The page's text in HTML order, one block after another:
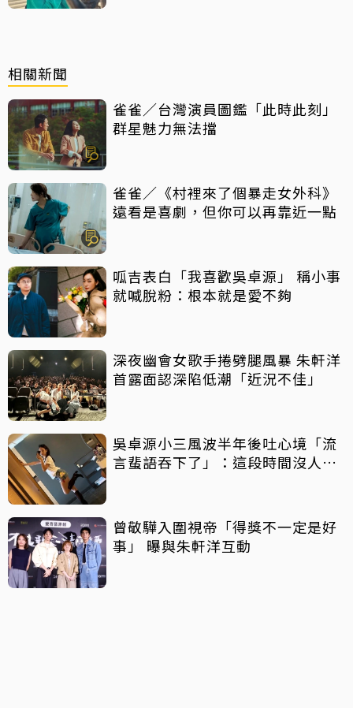
相關新聞
雀雀／台灣演員圖鑑「此時此刻」
群星魅力無法擋
雀雀／《村裡來了個暴走女外科》
遠看是喜劇，但你可以再靠近一點
呱吉表白「我喜歡吳卓源」 稱小事
就喊脫粉：根本就是愛不夠
深夜幽會女歌手捲劈腿風暴 朱軒洋
首露面認深陷低潮「近況不佳」
吳卓源小三風波半年後吐心境「流
言蜚語吞下了」：這段時間沒人好
曾敬驊入圍視帝「得獎不一定是好
事」 曝與朱軒洋互動